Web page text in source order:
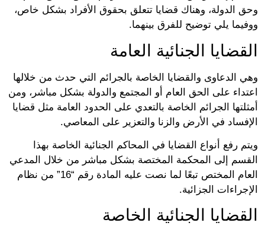
الدولة، وهناك قضايا تتعلق بحقوق الأفراد بشكل خاص،
يلي توضيح للفرق بينهما.
الجنائية العامة
الدعاوى والقضايا الخاصة بالجرائم التي حدث من خلالها
على الحق العام أو المجتمع والدولة بشكل مباشر، ومن
الجرائم الخاصة بالتعدي على الحدود العامة مثل قضايا
في الأرض والزنا والتعزير على المعاصي.
رفع أنواع القضايا في المحاكم الجنائية الخاصة بهذا
إلى المحكمة المختصة بشكل مباشر من خلال المدعي
العام المختص تبعًا لما نصت عليه المادة رقم “16” من نظام
الجزائية.
الجنائية الخاصة